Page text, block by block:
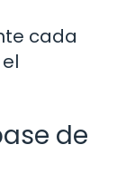
cada
de